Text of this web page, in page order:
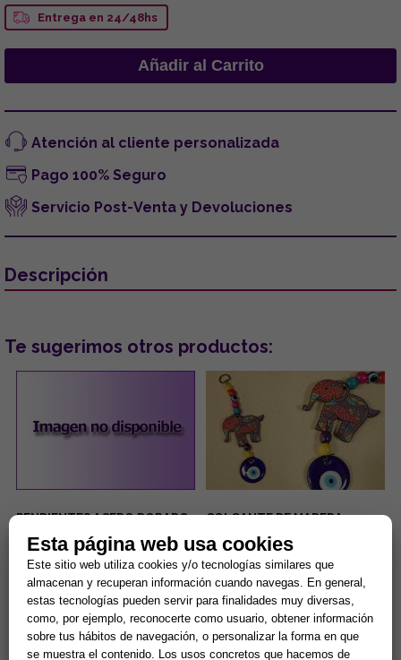
Entrega en 24/48hs
Atención al cliente personalizada
Pago 100% Seguro
Servicio Post-Venta y Devoluciones
Descripción
Te sugerimos otros productos:
PENDIENTES ACERO DORADO
CON PESTAÑAS BRILLANTES
5,00 €
Comprar
COLGANTE DE MADERA
COLORES Y OJO TURCO
6.5x19CM
...
1,80 €
Comprar
Esta página web usa cookies
Este sitio web utiliza cookies y/o tecnologías similares que
almacenan y recuperan información cuando navegas. En general,
estas tecnologías pueden servir para finalidades muy diversas,
como, por ejemplo, reconocerte como usuario, obtener información
sobre tus hábitos de navegación, o personalizar la forma en que
se muestra el contenido. Los usos concretos que hacemos de